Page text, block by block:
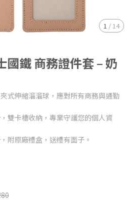
1 / 14
國鐵 商務證件套 – 奶
式伸縮溜溜球，應對所有商務與通勤
雙卡槽收納，專業守護您的個人資
附原廠禮盒，送禮有面子。